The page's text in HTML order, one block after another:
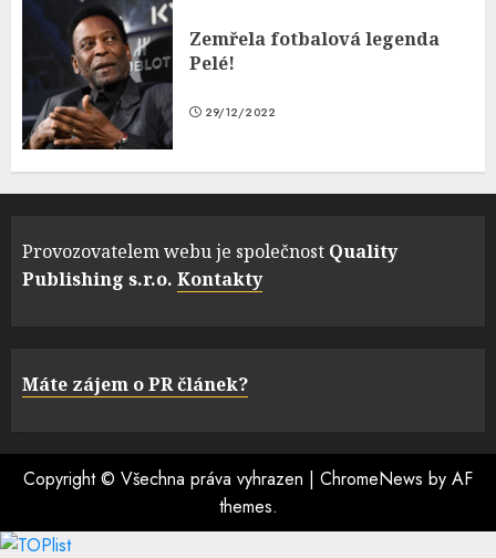
Zemřela fotbalová legenda
Pelé!
29/12/2022
Provozovatelem webu je společnost Quality
Publishing s.r.o. Kontakty
Máte zájem o PR článek?
Copyright © Všechna práva vyhrazen | ChromeNews by AF
themes.